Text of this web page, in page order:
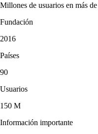
Millones de usuarios en más
Fundación
2016
Países
90
Usuarios
150 M
Información importante